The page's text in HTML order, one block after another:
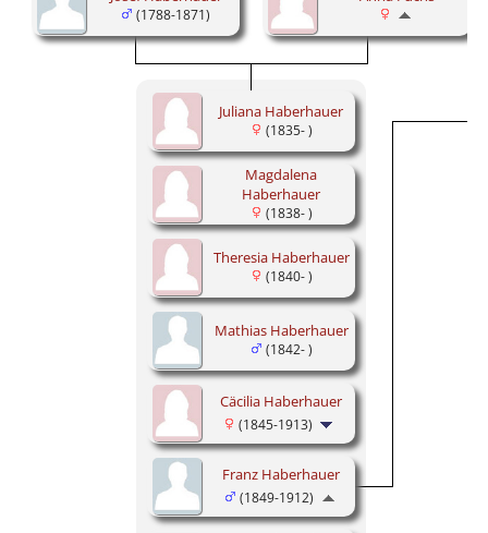
(1788-1871)
Juliana Haberhauer
(1835- )
Magdalena
Haberhauer
(1838- )
Theresia Haberhauer
(1840- )
Mathias Haberhauer
(1842- )
Cäcilia Haberhauer
(1845-1913)
Franz Haberhauer
(1849-1912)